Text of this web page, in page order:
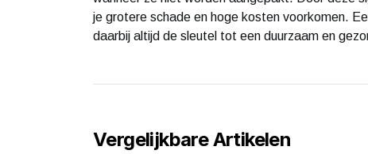
je grotere schade en hoge kosten voorkomen.
daarbij altijd de sleutel tot een duurzaam en
Vergelijkbare Artikelen